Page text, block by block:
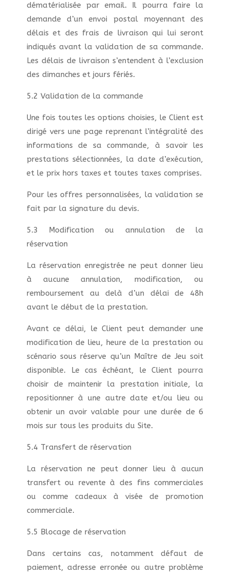
dématérialisée par email. Il pourra faire la
demande d’un envoi postal moyennant des
délais et des frais de livraison qui lui seront
indiqués avant la validation de sa commande.
Les délais de livraison s’entendent à l’exclusion
des dimanches et jours fériés.
5.2 Validation de la commande
Une fois toutes les options choisies, le Client est
dirigé vers une page reprenant l’intégralité des
informations de sa commande, à savoir les
prestations sélectionnées, la date d’exécution,
et le prix hors taxes et toutes taxes comprises.
Pour les offres personnalisées, la validation se
fait par la signature du devis.
5.3 Modification ou annulation de la
réservation
La réservation enregistrée ne peut donner lieu
à aucune annulation, modification, ou
remboursement au delà d’un délai de 48h
avant le début de la prestation.
Avant ce délai, le Client peut demander une
modification de lieu, heure de la prestation ou
scénario sous réserve qu’un Maître de Jeu soit
disponible. Le cas échéant, le Client pourra
choisir de maintenir la prestation initiale, la
repositionner à une autre date et/ou lieu ou
obtenir un avoir valable pour une durée de 6
mois sur tous les produits du Site.
5.4 Transfert de réservation
La réservation ne peut donner lieu à aucun
transfert ou revente à des fins commerciales
ou comme cadeaux à visée de promotion
commerciale.
5.5 Blocage de réservation
Dans certains cas, notamment défaut de
paiement, adresse erronée ou autre problème